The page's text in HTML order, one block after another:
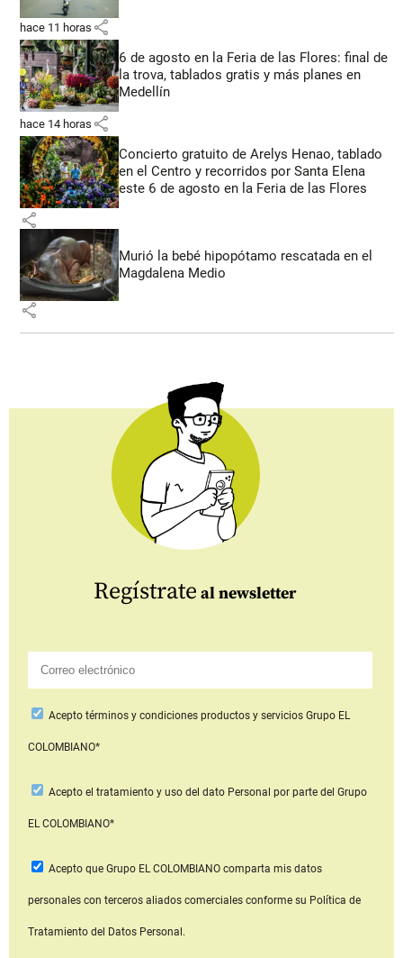
hace 11 horas share
6 de agosto en la Feria de las Flores: final de
la trova, tablados gratis y más planes en
Medellín
hace 14 horas share
Concierto gratuito de Arelys Henao, tablado
en el Centro y recorridos por Santa Elena
este 6 de agosto en la Feria de las Flores
share
Murió la bebé hipopótamo rescatada en el
Magdalena Medio
share
Regístrate al newsletter
Aceptotérminos y condiciones productos y serviciosGrupo EL
COLOMBIANO*
Acepto el tratamiento y uso del dato Personal por parte del Grupo
EL COLOMBIANO*
Acepto que Grupo EL COLOMBIANOcomparta mis datos
personales con terceros aliados comerciales conforme su Política de
Tratamiento del Datos Personal.